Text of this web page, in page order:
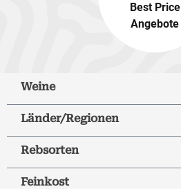
Best Price
Angebote
Weine
Länder/Regionen
Rebsorten
Feinkost